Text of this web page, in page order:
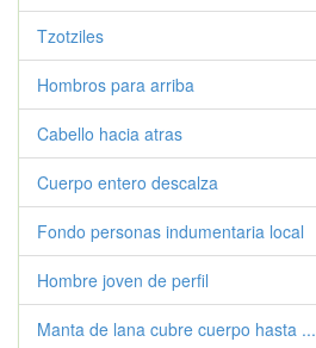
Tzotziles
Hombros para arriba
Cabello hacia atras
Cuerpo entero descalza
Fondo personas indumentaria local
Hombre joven de perfil
Manta de lana cubre cuerpo hasta ...